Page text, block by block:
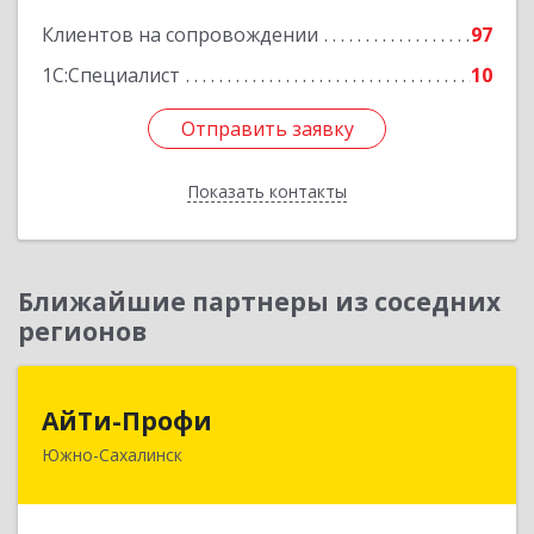
Клиентов на сопровождении
97
1С:Специалист
10
Отправить заявку
Показать контакты
Отправить заявку
Назад
Ближайшие партнеры из соседних
регионов
АйТи-Профи
Южно-Сахалинск693023, Сахалинская обл, город Южно-